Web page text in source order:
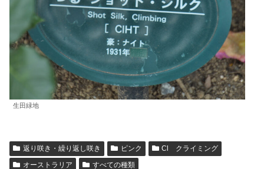
生田緑地
返り咲き・繰り返し咲き ピンク
Cl クライミング
オーストラリア
すべての種類